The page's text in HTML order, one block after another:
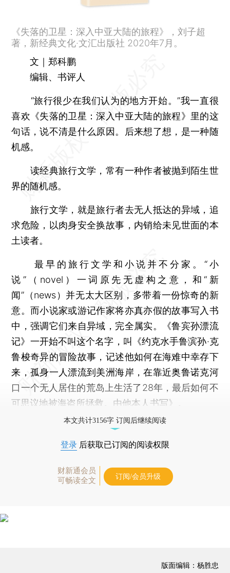
《失落的卫星：深入中亚大陆的旅程》，刘子超
著，新经典文化·文汇出版社 2020年7月。
文｜郑科鹏
编辑、书评人
“旅行很少在我们认为的地方开始。”我一直很
喜欢《失落的卫星：深入中亚大陆的旅程》里的这
句话，说不清是什么原因。后来想了想，是一种随
机感。
读经典旅行文学，常有一种作者被抛到陌生世
界的随机感。
旅行文学，就是旅行者去无人抵达的异域，追
求危险，以肉身安全换故事，内销给未见世面的本
土读者。
最早的旅行文学和小说并不分家。“小
说”（novel）一词原先无虚构之意，和“新
闻”（news）并无太大区别，多带着一份惊奇的新
意。而小说家或游记作家将亦真亦假的故事写入书
中，强调它们来自异域，完全属实。《鲁宾孙漂流
记》一开始不叫这个名字，叫《约克水手鲁滨孙·克
鲁梭奇异的冒险故事，记述他如何在海难中幸存下
来，孤身一人漂流到美洲海岸，在靠近奥鲁诺克河
口一个无人居住的荒岛上生活了28年，最后如何不
可思议地被海盗所拯救。由他本人书写》。
本文共计3156字 订阅后继续阅读
登录 后获取已订阅的阅读权限
财新通会员
可畅读全文
订阅/会员升级
版面编辑：杨胜忠